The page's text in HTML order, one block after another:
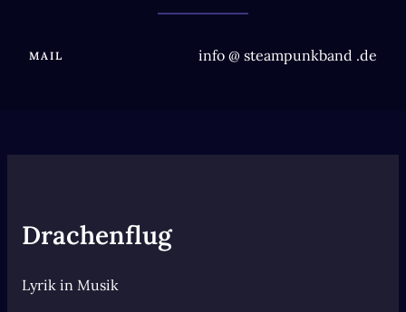
MAIL info @ steampunkband .de
Drachenflug
Lyrik in Musik